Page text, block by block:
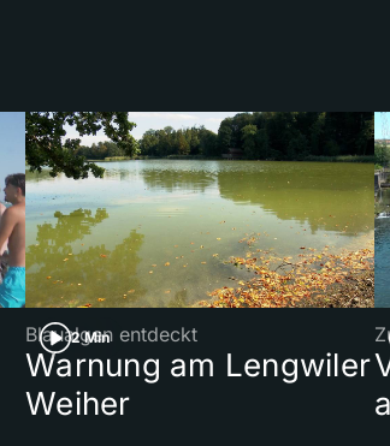
2 Min
Blaualgen entdeckt
Warnung am Lengwiler
Weiher